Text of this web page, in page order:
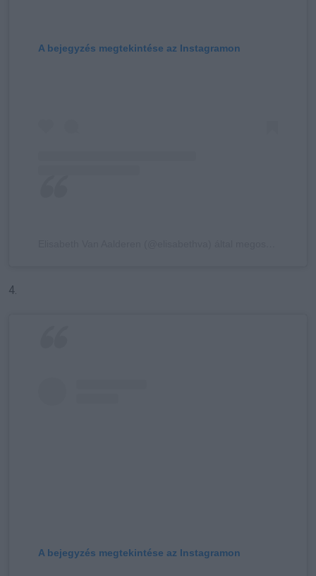
A bejegyzés megtekintése az Instagramon
4.
A bejegyzés megtekintése az Instagramon